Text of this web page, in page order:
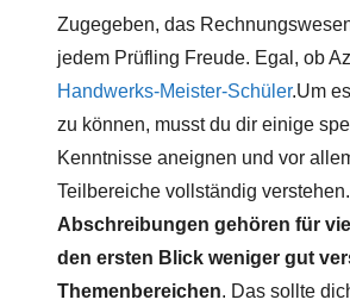
Zugegeben, das
jedem Prüfling Freude. Egal, ob
Handwerks-Meister-Schüler.Um
zu können, musst du dir einige
Kenntnisse aneignen und vor
Teilbereiche vollständig verstehen.
Abschreibungen gehören für
den ersten Blick weniger gut
Themenbereichen. Das sollte